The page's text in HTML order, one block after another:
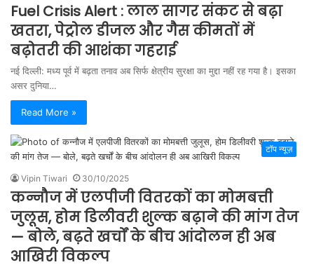
Fuel Crisis Alert : लाल सागर संकट से बढ़ा
खतरा, पेट्रोल डीजल और गैस कीमतों में
बढ़ोतरी की आशंका गहराई
नई दिल्ली: मध्य पूर्व में बढ़ता तनाव अब सिर्फ क्षेत्रीय सुरक्षा का मुद्दा नहीं रह गया है। इसका
असर दुनिया…
Read More »
टॉप न्यूज़
Vipin Tiwari 30/10/2025
कन्नौज में एलपीजी वितरकों का मोमबत्ती
जुलूस, होम डिलीवरी शुल्क बढ़ाने की मांग तेज
— बोले, बढ़ते खर्चों के बीच आंदोलन ही अब
आखिरी विकल्प